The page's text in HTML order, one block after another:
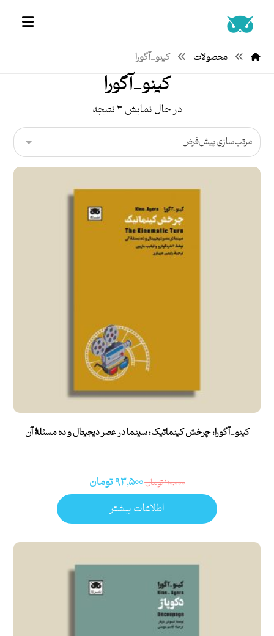
محصولات کینو_آگورا
کینو_آگورا
در حال نمایش ۳ نتیجه
کینو_آگورا: چرخش کینماتیک: سینما در عصر دیجیتال و ده مسئلۀ آن
۱۱۰,۰۰۰تومان۹۳,۵۰۰تومان
اطلاعات بیشتر